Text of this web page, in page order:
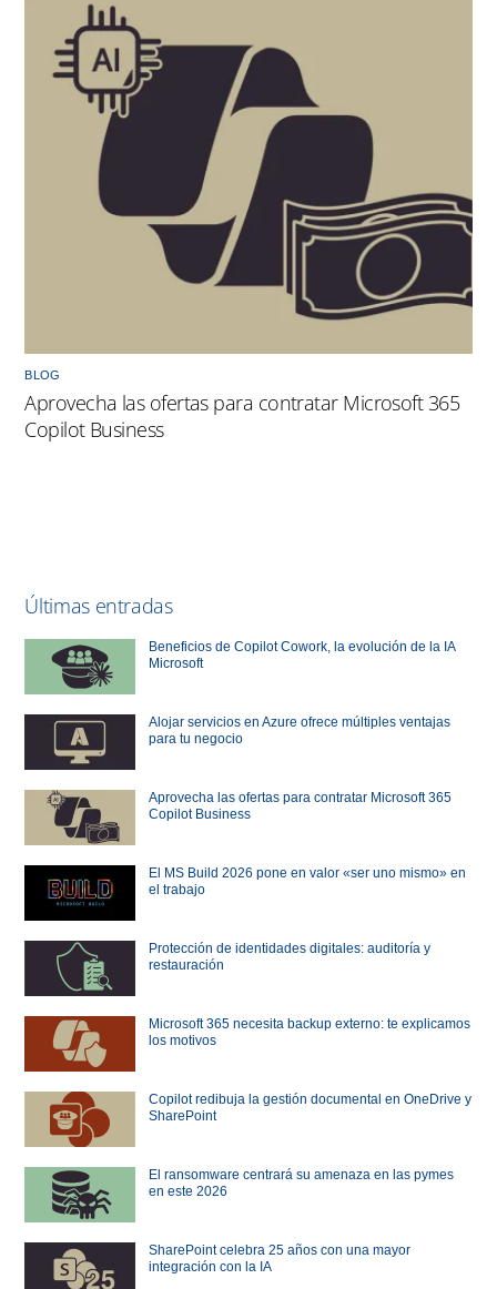
BLOG
Aprovecha las ofertas para contratar Microsoft 365
Copilot Business
Últimas entradas
Beneficios de Copilot Cowork, la evolución de la IA
Microsoft
Alojar servicios en Azure ofrece múltiples ventajas
para tu negocio
Aprovecha las ofertas para contratar Microsoft 365
Copilot Business
El MS Build 2026 pone en valor «ser uno mismo» en
el trabajo
Protección de identidades digitales: auditoría y
restauración
Microsoft 365 necesita backup externo: te explicamos
los motivos
Copilot redibuja la gestión documental en OneDrive y
SharePoint
El ransomware centrará su amenaza en las pymes
en este 2026
SharePoint celebra 25 años con una mayor
integración con la IA